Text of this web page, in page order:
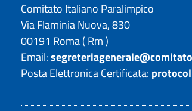
Comitato Italiano Paralimpico
Via Flaminia Nuova, 830
00191 Roma( Rm)
Email:
Posta Elettronica Certificata: